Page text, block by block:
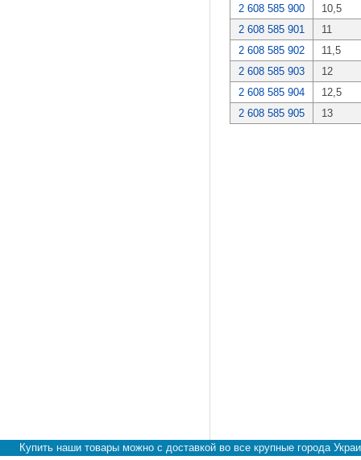
2 608 585 900
10,5
2 608 585 901
11
2 608 585 902
11,5
2 608 585 903
12
2 608 585 904
12,5
2 608 585 905
13
Купить наши товары можно с доставкой во все крупные города